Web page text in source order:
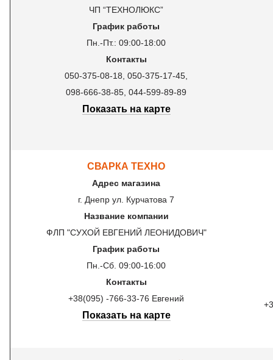
ЧП “ТЕХНОЛЮКС”
График работы
Пн.-Пт.: 09:00-18:00
Контакты
050-375-08-18, 050-375-17-45,
098-666-38-85, 044-599-89-89
Показать на карте
СВАРКА ТЕХНО
Адрес магазина
г. Днепр ул. Курчатова 7
Название компании
ФЛП "СУХОЙ ЕВГЕНИЙ ЛЕОНИДОВИЧ"
График работы
Пн.-Сб. 09:00-16:00
Контакты
+38(095) -766-33-76 Евгений
Показать на карте